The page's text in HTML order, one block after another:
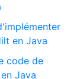
en Java
code de
Java